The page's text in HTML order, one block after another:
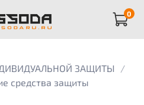
0
ЗАЩИТЫ
средства защиты